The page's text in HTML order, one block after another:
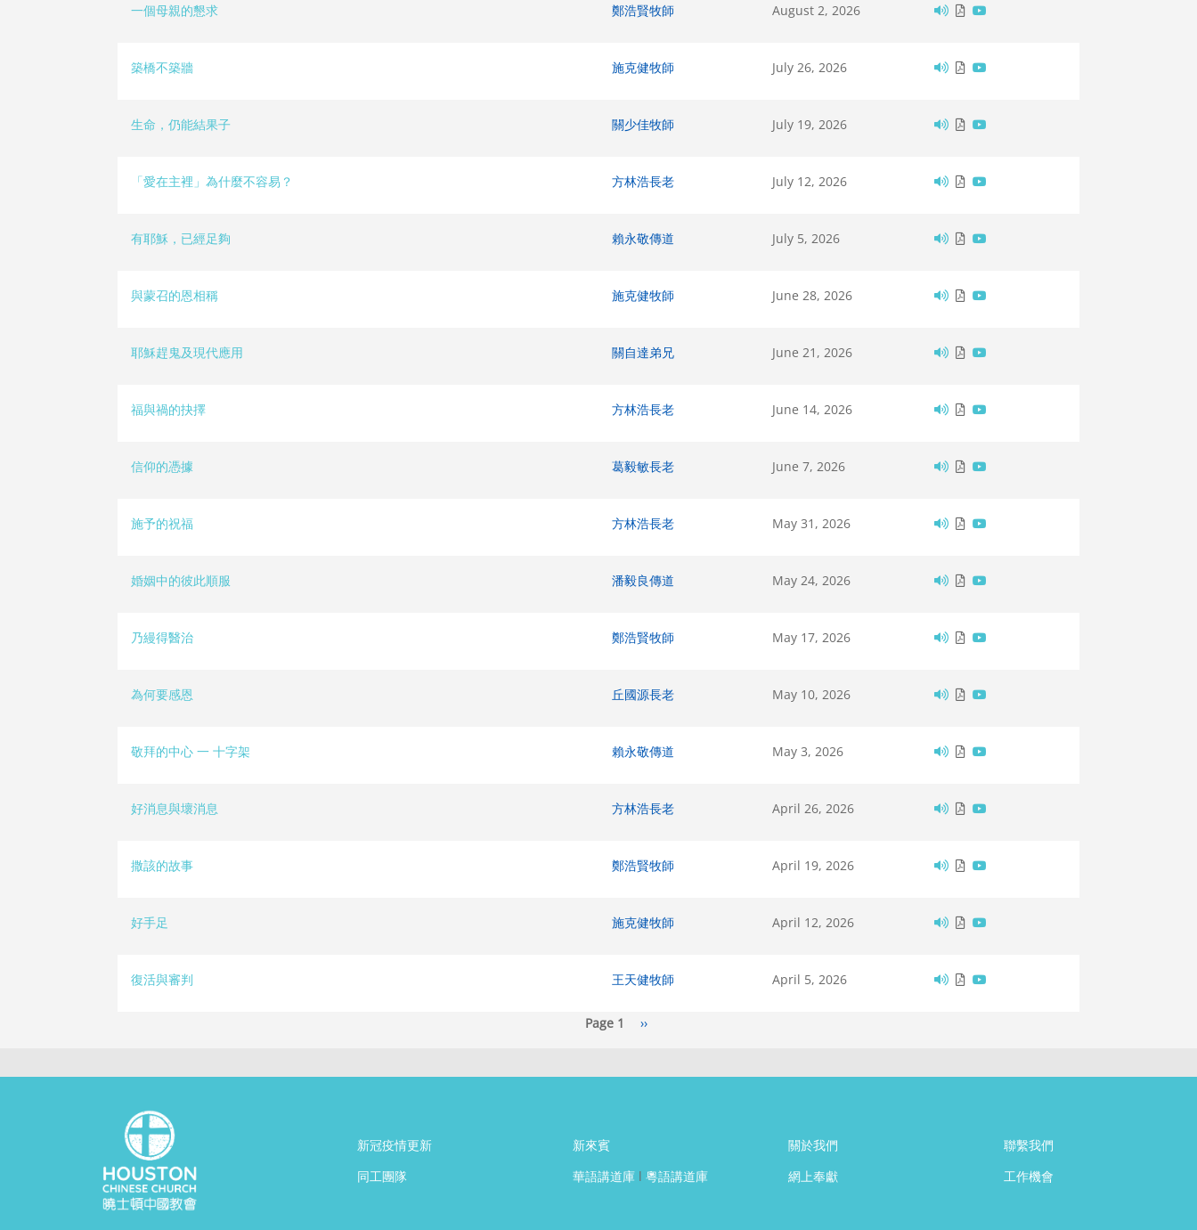
一個母親的懇求 鄭浩賢牧師 August 2, 2026
築橋不築牆 施克健牧師 July 26, 2026
生命，仍能結果子 關少佳牧師 July 19, 2026
「愛在主裡」為什麼不容易？ 方林浩長老 July 12, 2026
有耶穌，已經足夠 賴永敬傳道 July 5, 2026
與蒙召的恩相稱 施克健牧師 June 28, 2026
耶穌趕鬼及現代應用 關自達弟兄 June 21, 2026
福與禍的抉擇 方林浩長老 June 14, 2026
信仰的憑據 葛毅敏長老 June 7, 2026
施予的祝福 方林浩長老 May 31, 2026
婚姻中的彼此順服 潘毅良傳道 May 24, 2026
乃縵得醫治 鄭浩賢牧師 May 17, 2026
為何要感恩 丘國源長老 May 10, 2026
敬拜的中心 一 十字架 賴永敬傳道 May 3, 2026
好消息與壞消息 方林浩長老 April 26, 2026
撒該的故事 鄭浩賢牧師 April 19, 2026
好手足 施克健牧師 April 12, 2026
復活與審判 王天健牧師 April 5, 2026
Page 1
Next
››
新冠疫情更新 新來賓 關於我們
聯繫我們
同工團隊
華語講道庫 l 粵語講道庫 網上奉獻 工作機會